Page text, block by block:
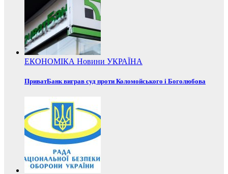
ЕКОНОМІКА Новини УКРАЇНА
ПриватБанк виграв суд проти Коломойського і Боголюбова